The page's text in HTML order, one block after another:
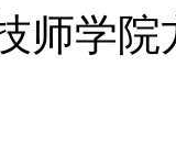
学院